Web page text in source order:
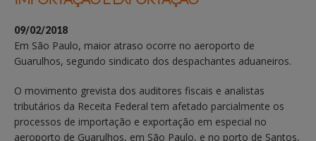
09/02/2018
Em São Paulo, maior atraso ocorre no aeroporto de
Guarulhos, segundo sindicato dos despachantes aduaneiros.
O movimento grevista dos auditores fiscais e analistas
tributários da Receita Federal tem afetado parcialmente os
processos de importação e exportação em especial no
aeroporto de Guarulhos, em São Paulo, e no porto de Santos,